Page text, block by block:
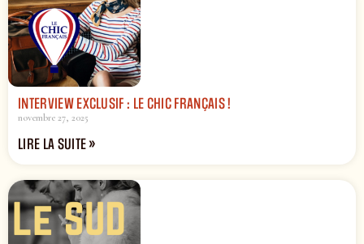
INTERVIEW EXCLUSIF : LE CHIC FRANÇAIS !
novembre 27, 2025
LIRE LA SUITE »